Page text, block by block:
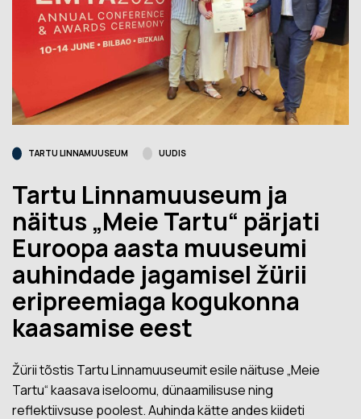
TARTU LINNAMUUSEUM UUDIS
Tartu Linnamuuseum ja
näitus „Meie Tartu“ pärjati
Euroopa aasta muuseumi
auhindade jagamisel žürii
eripreemiaga kogukonna
kaasamise eest
Žürii tõstis Tartu Linnamuuseumit esile näituse „Meie
Tartu“ kaasava iseloomu, dünaamilisuse ning
reflektiivsuse poolest. Auhinda kätte andes kiideti